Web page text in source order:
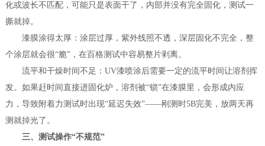
化或波长不匹配，可能只是表面干了，内部并没有完全固化，测试一
撕就掉。
漆膜涂得太厚：涂层过厚，紫外线照不透，深层固化不完全，整
个涂层就会很“脆”，在百格测试中容易整片剥离。
流平和干燥时间不足：UV漆喷涂后需要一定的流平时间让溶剂挥
发。如果赶时间直接进固化炉，溶剂被“锁”在漆膜里，会形成内应
力，导致附着力测试时出现“延迟失效”——刚测时5B完美，放两天再
测就掉光了。
三、测试操作“不规范”